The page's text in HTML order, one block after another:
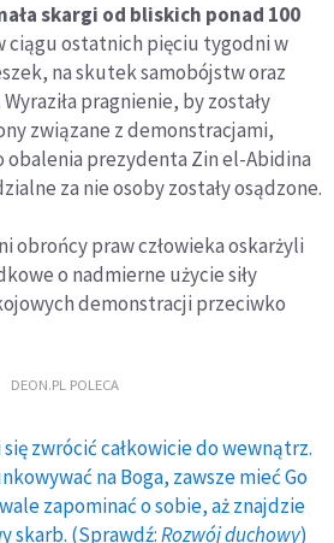
skargi od bliskich ponad 100
ciągu ostatnich pięciu tygodni w
na skutek samobójstw oraz
pragnienie, by zostały
związane z demonstracjami,
obalenia prezydenta Zin el-Abidina
za nie osoby zostały osądzone.
obrońcy praw człowieka oskarżyli
o nadmierne użycie siły
demonstracji przeciwko
DEON.PL POLECA
zwrócić całkowicie do wewnątrz.
na Boga, zawsze mieć Go
zapominać o sobie, aż znajdzie
skarb. (Sprawdź:Rozwój duchowy)